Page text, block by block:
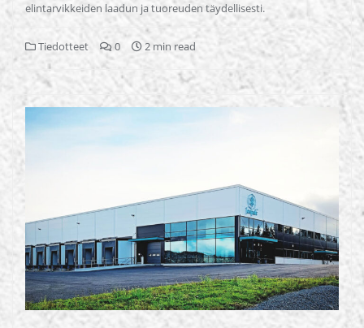
elintarvikkeiden laadun ja tuoreuden täydellisesti.
Tiedotteet 0 2 min read